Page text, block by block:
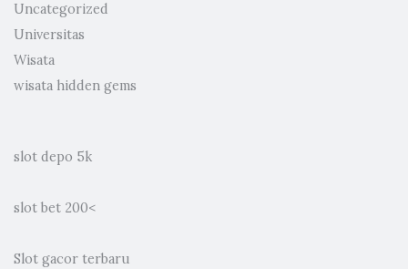
Uncategorized
Universitas
Wisata
wisata hidden gems
slot depo 5k
slot bet 200<
Slot gacor terbaru